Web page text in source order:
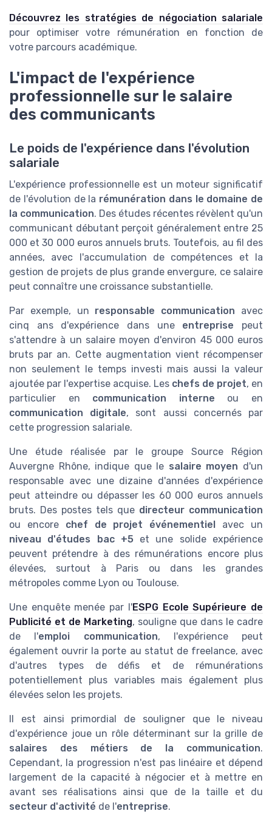
Découvrez les stratégies de négociation salariale
pour optimiser votre rémunération en fonction de
votre parcours académique.
L'impact de l'expérience
professionnelle sur le salaire
des communicants
Le poids de l'expérience dans l'évolution
salariale
L'expérience professionnelle est un moteur significatif
de l'évolution de la rémunération dans le domaine de
la communication. Des études récentes révèlent qu'un
communicant débutant perçoit généralement entre 25
000 et 30 000 euros annuels bruts. Toutefois, au fil des
années, avec l'accumulation de compétences et la
gestion de projets de plus grande envergure, ce salaire
peut connaître une croissance substantielle.
Par exemple, un responsable communication avec
cinq ans d'expérience dans une entreprise peut
s'attendre à un salaire moyen d'environ 45 000 euros
bruts par an. Cette augmentation vient récompenser
non seulement le temps investi mais aussi la valeur
ajoutée par l'expertise acquise. Les chefs de projet, en
particulier en communication interne ou en
communication digitale, sont aussi concernés par
cette progression salariale.
Une étude réalisée par le groupe Source Région
Auvergne Rhône, indique que le salaire moyen d'un
responsable avec une dizaine d'années d'expérience
peut atteindre ou dépasser les 60 000 euros annuels
bruts. Des postes tels que directeur communication
ou encore chef de projet événementiel avec un
niveau d'études bac +5 et une solide expérience
peuvent prétendre à des rémunérations encore plus
élevées, surtout à Paris ou dans les grandes
métropoles comme Lyon ou Toulouse.
Une enquête menée par l'ESPG Ecole Supérieure de
Publicité et de Marketing, souligne que dans le cadre
de l'emploi communication, l'expérience peut
également ouvrir la porte au statut de freelance, avec
d'autres types de défis et de rémunérations
potentiellement plus variables mais également plus
élevées selon les projets.
Il est ainsi primordial de souligner que le niveau
d'expérience joue un rôle déterminant sur la grille de
salaires des métiers de la communication.
Cependant, la progression n'est pas linéaire et dépend
largement de la capacité à négocier et à mettre en
avant ses réalisations ainsi que de la taille et du
secteur d'activité de l'entreprise.